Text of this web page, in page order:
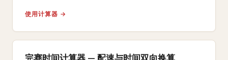
使用计算器 →
完赛时间计算器 — 配速与时间双向换算